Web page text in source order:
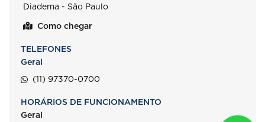
Diadema - São Paulo
Como chegar
TELEFONES
Geral
(11) 97370-0700
HORÁRIOS DE FUNCIONAMENTO
Geral